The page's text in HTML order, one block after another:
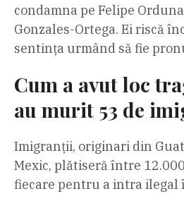
condamna pe Felipe
Gonzales-Ortega. Ei riscă
sentința urmând să fie
Cum a avut loc
au murit 53 de
Imigranții, originari din
Mexic, plătiseră între
fiecare pentru a intra ilegal